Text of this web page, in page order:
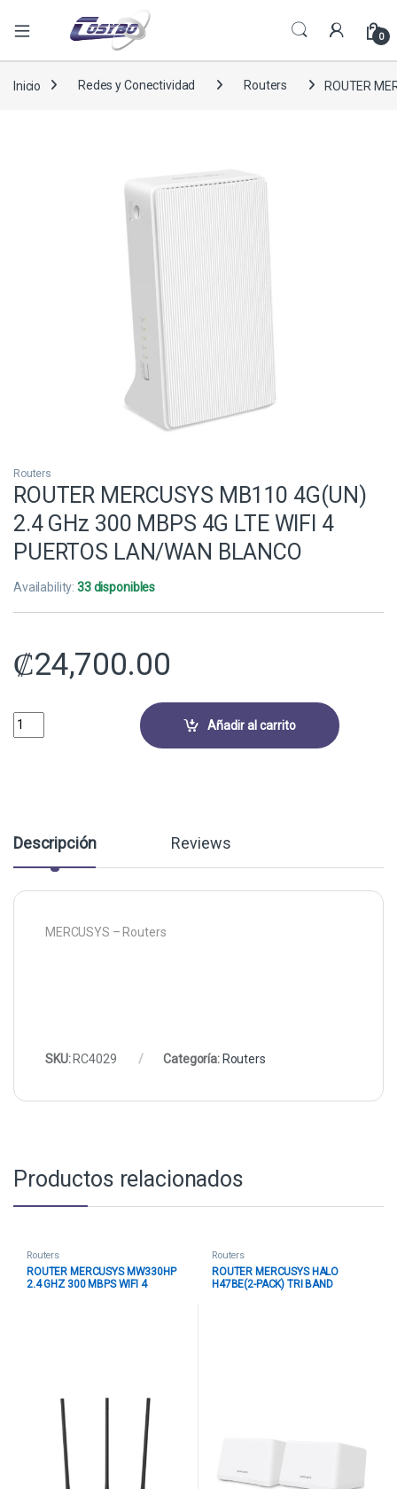
0
Inicio Redes y Conectividad Routers ROUTER
Routers
ROUTER MERCUSYS MB110 4G(UN)
2.4 GHz 300 MBPS 4G LTE WIFI 4
PUERTOS LAN/WAN BLANCO
Availability:33 disponibles
₡24,700.00
ROUTER MERCUSYS MB110 4G(UN) 2.4 GHz 300 MBPS 4G LTE WIFI
Añadir al carrito
Descripción Reviews
MERCUSYS – Routers
SKU: RC4029 Categoría: Routers
Productos relacionados
Routers
ROUTER MERCUSYS MW330HP
2.4 GHZ 300 MBPS WIFI 4
Routers
ROUTER MERCUSYS HALO
H47BE(2-PACK) TRI BAND